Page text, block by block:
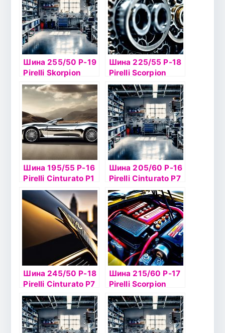
Шина 255/50 Р-19
Pirelli Skorpion
Verde
Шина 225/55 Р-18
Pirelli Scorpion
Verde 98V б/к
Шина 195/55 Р-16
Pirelli Cinturato P1
Verde 87H б
Шина 205/60 Р-16
Pirelli Cinturato P7
92H б/к
Шина 245/50 Р-18
Pirelli Cinturato P7
100Y б/к
Шина 215/60 Р-17
Pirelli Scorpion
Verde 96V б/к